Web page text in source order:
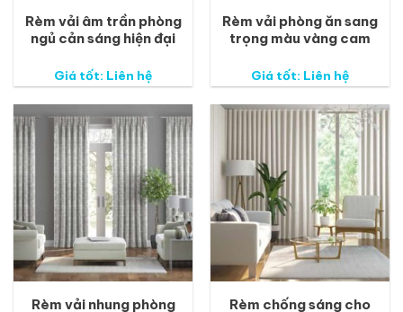
Rèm vải âm trần phòng
ngủ cản sáng hiện đại
Giá tốt: Liên hệ
Rèm vải phòng ăn sang
trọng màu vàng cam
Giá tốt: Liên hệ
Rèm vải nhung phòng
Rèm chống sáng cho